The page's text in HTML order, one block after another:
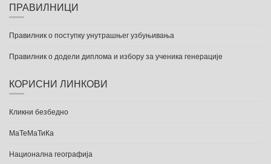
ПРАВИЛНИЦИ
Правилник о поступку унутрашњег узбуњивања
Правилник о додели диплома и избору за ученика генерације
КОРИСНИ ЛИНКОВИ
Кликни безбедно
МаТеМаТиКа
Национална географија